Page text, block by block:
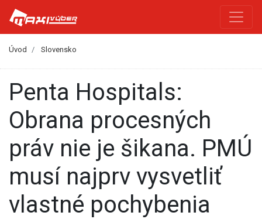
Úvod Slovensko
Penta Hospitals:
Obrana procesných
práv nie je šikana. PMÚ
musí najprv vysvetliť
vlastné pochybenia